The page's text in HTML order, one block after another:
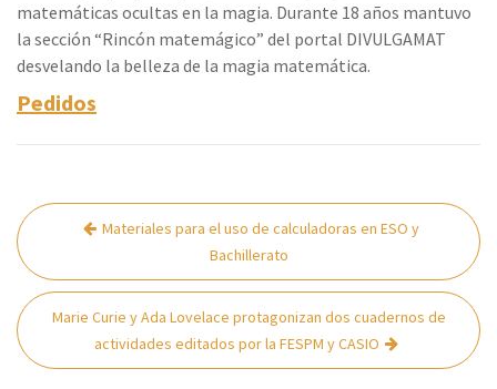
matemáticas ocultas en la magia. Durante 18 años mantuvo
la sección “Rincón matemágico” del portal DIVULGAMAT
desvelando la belleza de la magia matemática.
Pedidos
Navegación
de
entradas
Materiales para el uso de calculadoras en ESO y
Bachillerato
Marie Curie y Ada Lovelace protagonizan dos cuadernos de
actividades editados por la FESPM y CASIO